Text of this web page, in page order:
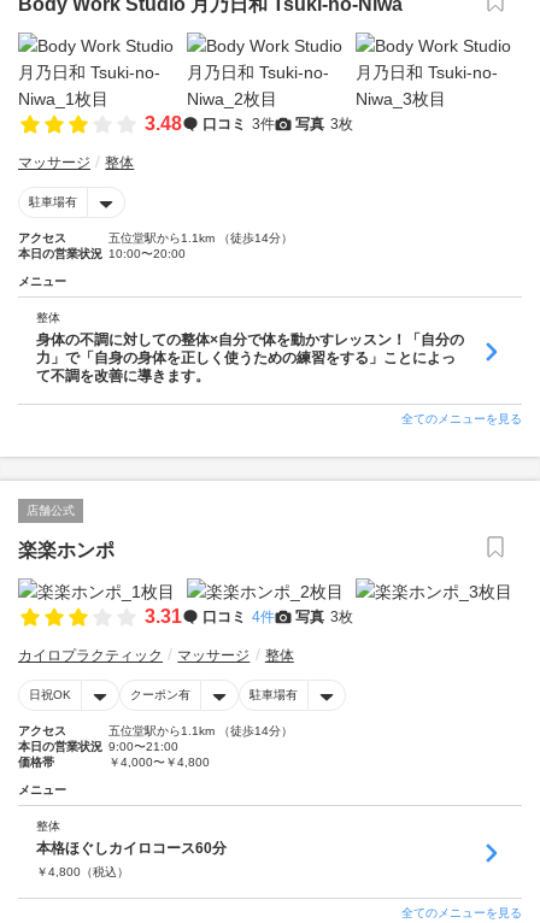
Body Work Studio 月乃日和 Tsuki-no-Niwa
3.48 口コミ 3件 写真 3枚
マッサージ 整体
駐車場有
アクセス
五位堂駅から1.1km （徒歩14分）
本日の営業状況 10:00〜20:00
メニュー
整体
身体の不調に対しての整体×自分で体を動かすレッスン！「自分の
力」で「自身の身体を正しく使うための練習をする」ことによっ
て不調を改善に導きます。
全てのメニューを見る
店舗公式
楽楽ホンポ
3.31 口コミ 4件 写真 3枚
カイロプラクティック マッサージ 整体
日祝OK クーポン有 駐車場有
アクセス
五位堂駅から1.1km （徒歩14分）
本日の営業状況 9:00〜21:00
価格帯
￥4,000〜￥4,800
メニュー
整体
本格ほぐしカイロコース60分
￥4,800 （税込）
全てのメニューを見る